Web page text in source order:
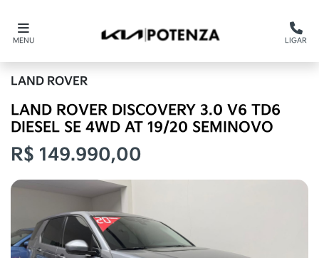
MENU LIGAR
LAND ROVER
LAND ROVER DISCOVERY 3.0 V6 TD6
DIESEL SE 4WD AT 19/20 SEMINOVO
R$ 149.990,00